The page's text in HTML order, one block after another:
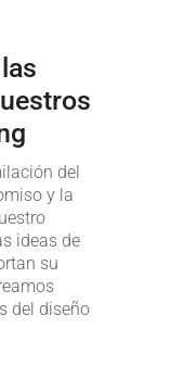
del
y la
ideas de
su
del diseño